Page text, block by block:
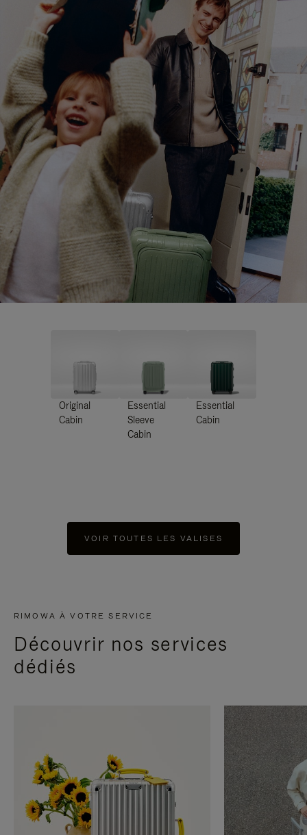
Original
Cabin
Essential
Sleeve
Cabin
Essential
Cabin
VOIR TOUTES LES VALISES
RIMOWA À VOTRE SERVICE
Découvrir nos services
dédiés